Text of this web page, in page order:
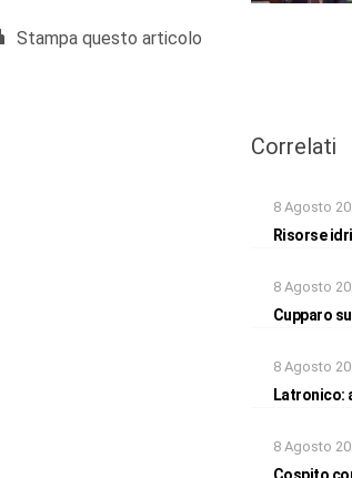
Stampa questo articolo
Correlati
8 Agosto
Risorse
8 Agosto
Cupparo
8 Agosto
Latronico:
8 Agosto